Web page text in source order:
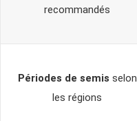
recommandés
Périodes de semis selon
les régions